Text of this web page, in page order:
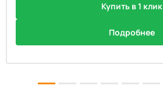
Купить в 1 клик
Подробнее